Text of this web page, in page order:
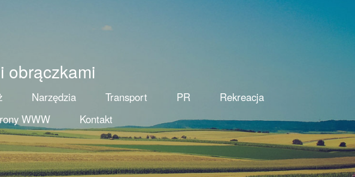
obrączkami
Narzędzia Transport PR
Rekreacja
WWW Kontakt